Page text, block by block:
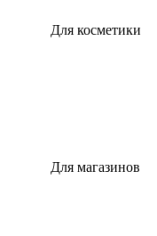
Для косметики
Для магазинов